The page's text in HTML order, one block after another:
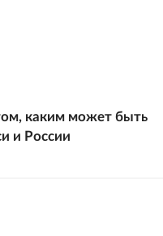
каким может быть
и России